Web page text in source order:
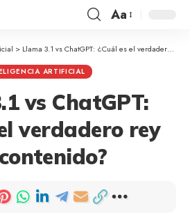
Aa
> Llama 3.1 vs ChatGPT: ¿Cuál es el verdadero rey del contenido?
ARTIFICIAL
vs ChatGPT:
verdadero rey